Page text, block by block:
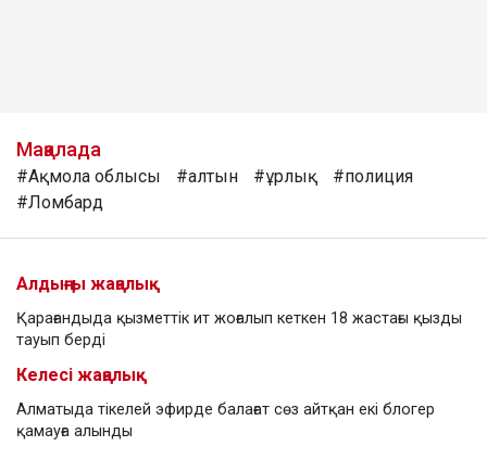
Мақалада
#Ақмола облысы #алтын #ұрлық
#полиция
#Ломбард
Алдыңғы жаңалық
Қарағандыда қызметтік ит жоғалып кеткен 18 жастағы қызды
тауып берді
Келесі жаңалық
Алматыда тікелей эфирде балағат сөз айтқан екі блогер
қамауға алынды